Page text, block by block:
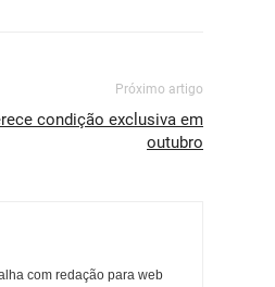
Próximo artigo
condição exclusiva em
outubro
com redação para web